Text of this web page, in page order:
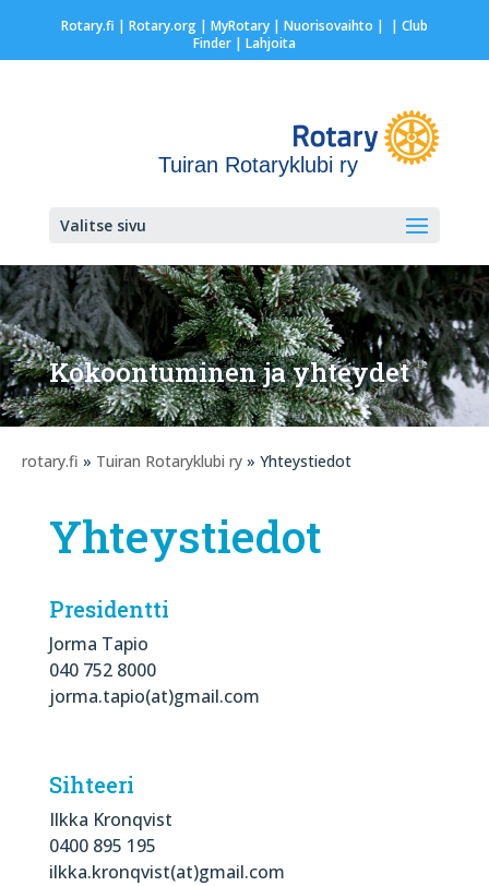
Rotary.fi | Rotary.org| MyRotary | Nuorisovaihto | | Club
Finder| Lahjoita
Tuiran Rotaryklubi ry
Valitse sivu
Kokoontuminen ja yhteydet
rotary.fi » Tuiran Rotaryklubi ry » Yhteystiedot
Yhteystiedot
Presidentti
Jorma Tapio
040 752 8000
jorma.tapio(at)gmail.com
Sihteeri
Ilkka Kronqvist
0400 895 195
ilkka.kronqvist(at)gmail.com